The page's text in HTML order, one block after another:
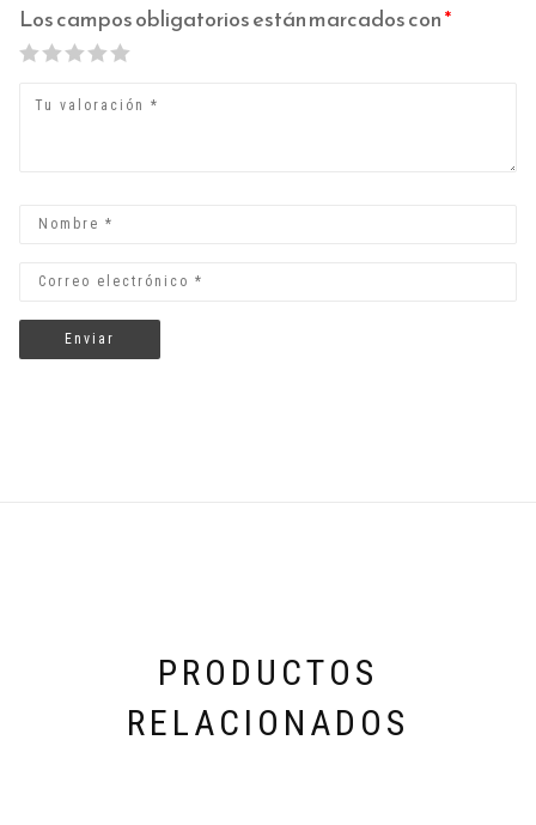
Los campos obligatorios están marcados con*
12
3
4
5
PRODUCTOS
RELACIONADOS